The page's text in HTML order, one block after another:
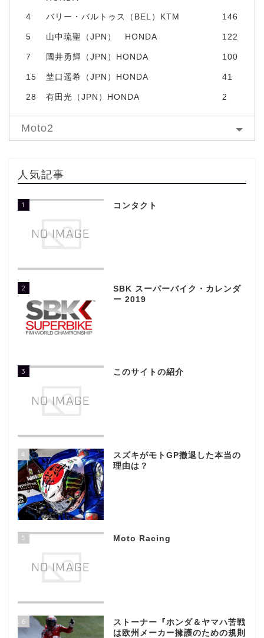
4
バリー・バルトゥス（BEL）KTM 146
5 山中琉聖（JPN） HONDA 122
7 國井勇輝（JPN）HONDA 100
15 埜口遥希（JPN）HONDA 41
28 有田光（JPN）HONDA 2
Moto2
人気記事
1 コンタクト
2
SBK スーパーバイク・カレンダ
ー 2019
3 このサイトの紹介
4
スズキがモトGP撤退した本当の
理由は？
5 Moto Racing
6
ストーナー『ホンダ＆ヤマハ苦戦
は欧州メーカー擁護のための規則